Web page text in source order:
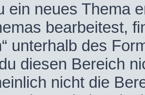
ein neues Thema
bearbeitest,
unterhalb des
diesen Bereich
nicht die